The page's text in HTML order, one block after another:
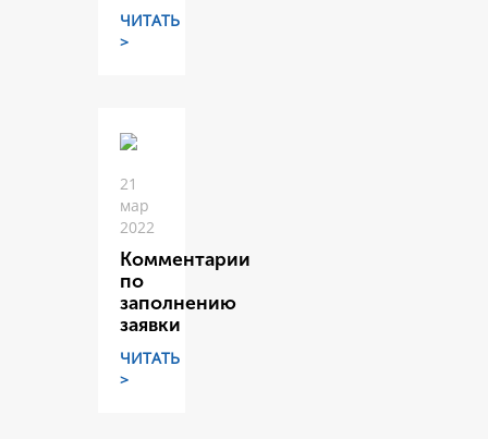
ЧИТАТЬ
>
21
мар
2022
Комментарии
по
заполнению
заявки
ЧИТАТЬ
>